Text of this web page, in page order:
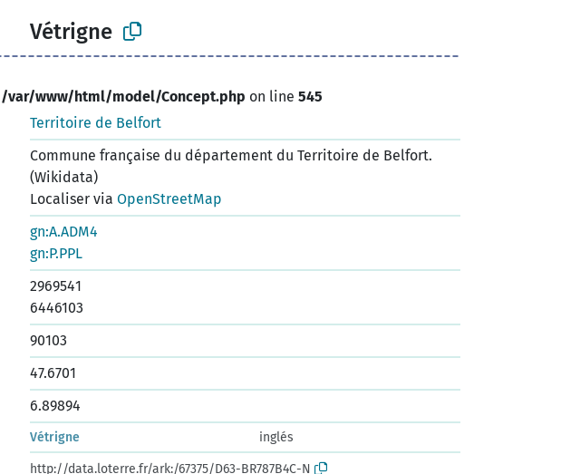
Vétrigne
/var/www/html/model/Concept.php on line 545
Territoire de Belfort
Commune française du département du Territoire de Belfort.
(Wikidata)
Localiser via OpenStreetMap
gn:A.ADM4
gn:P.PPL
2969541
6446103
90103
47.6701
6.89894
Vétrigne
inglés
http://data.loterre.fr/ark:/67375/D63-BR787B4C-N